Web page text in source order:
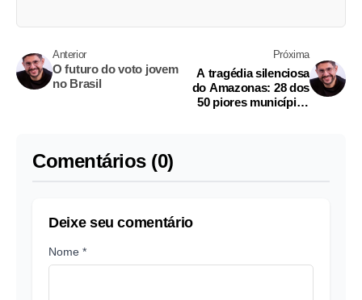
Anterior
O futuro do voto jovem
no Brasil
Próxima
A tragédia silenciosa
do Amazonas: 28 dos
50 piores municípios
Comentários (0)
Deixe seu comentário
Nome *